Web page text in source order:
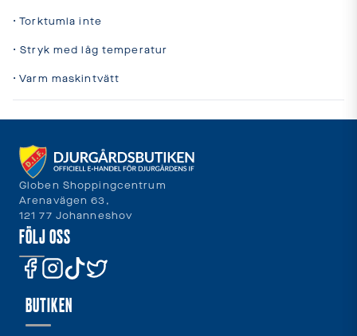
• Torktumla inte
• Stryk med låg temperatur
• Varm maskintvätt
Globen Shoppingcentrum
Arenavägen 63,
121 77 Johanneshov
FÖLJ OSS
BUTIKEN